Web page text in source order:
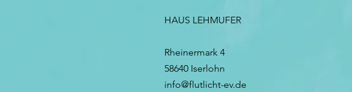
HAUS LEHMUFER
Rheinermark 4
58640 Iserlohn​​
info@flutlicht-ev.de